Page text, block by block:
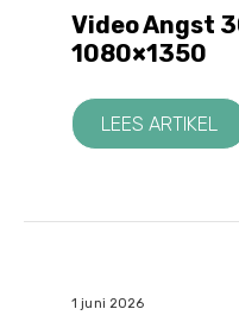
Video Angst
1080×1350
LEES ARTIKEL
1 juni 2026